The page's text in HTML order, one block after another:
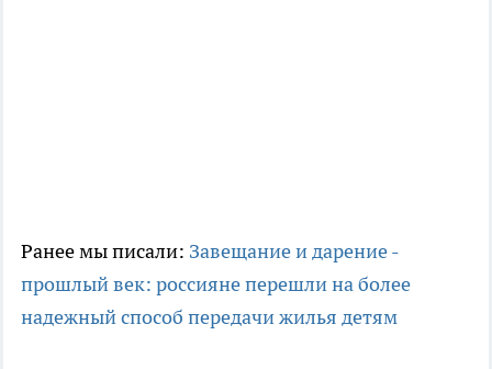
Ранее мы писали: Завещание и дарение -
прошлый век: россияне перешли на более
надежный способ передачи жилья детям